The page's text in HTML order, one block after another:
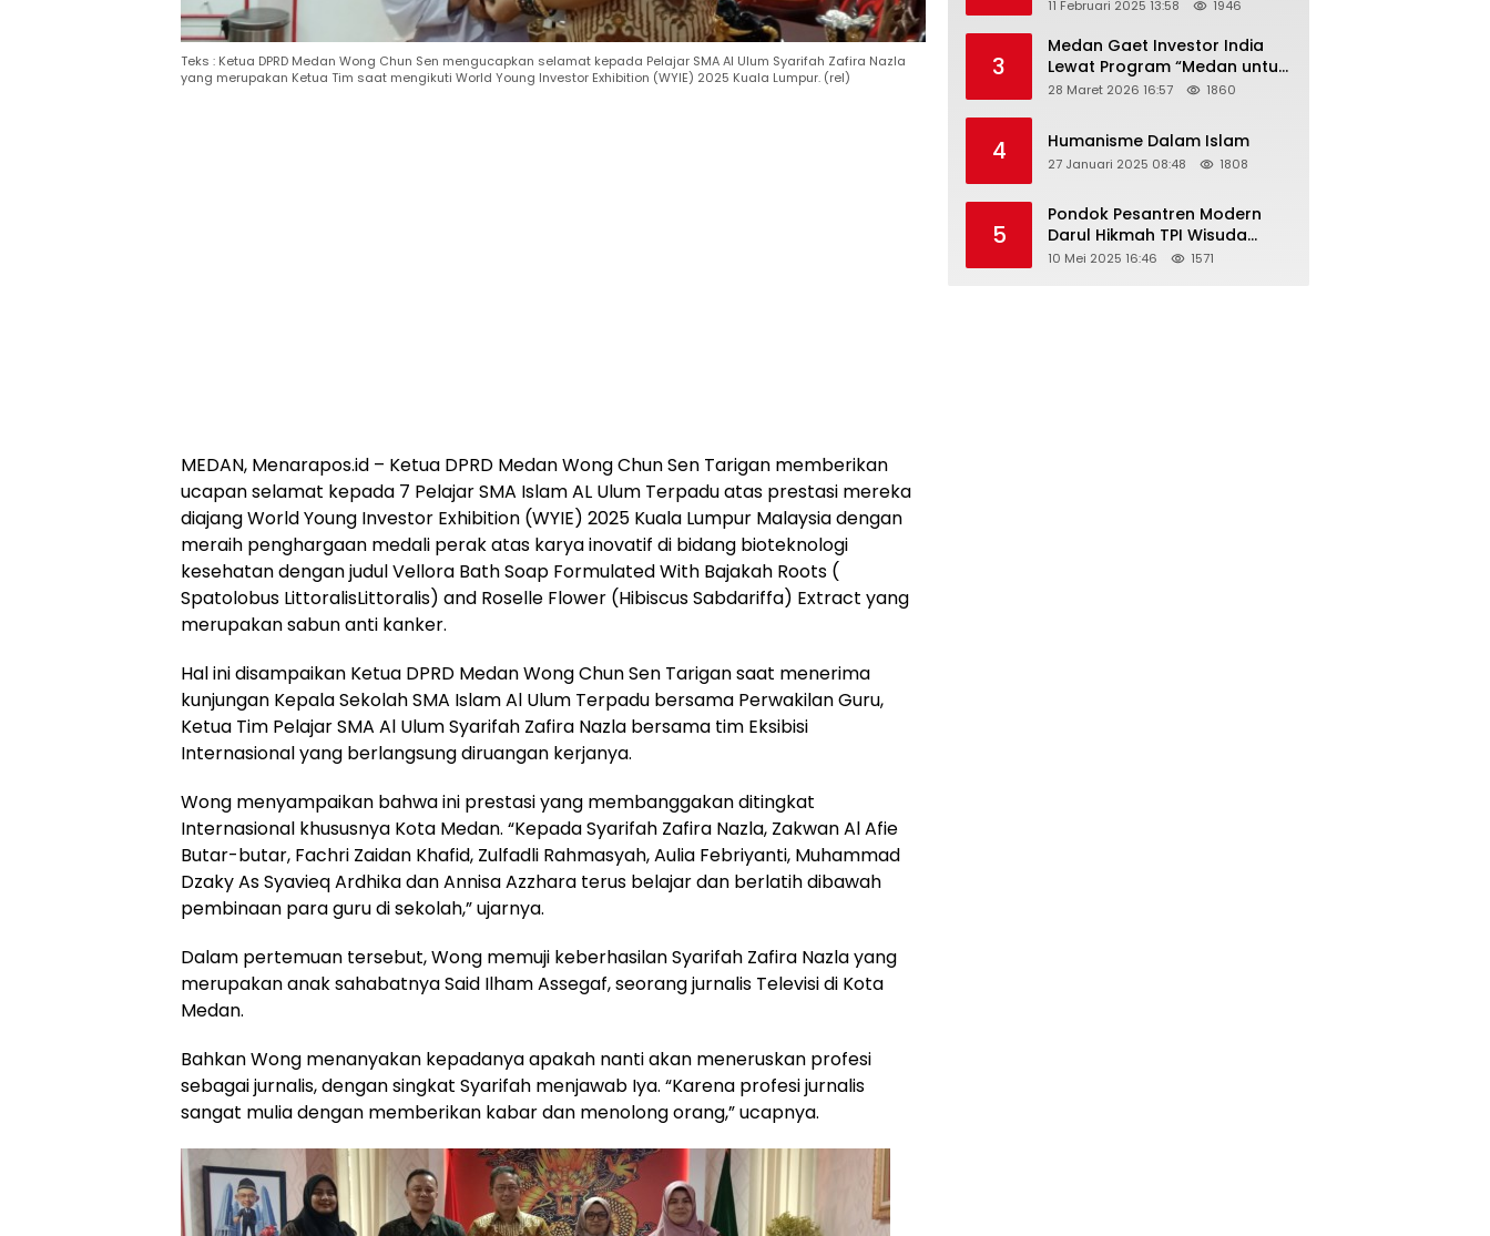
Teks : Ketua DPRD Medan Wong Chun Sen mengucapkan selamat kepada Pelajar SMA Al Ulum Syarifah Zafira Nazla
yang merupakan Ketua Tim saat mengikuti World Young Investor Exhibition (WYIE) 2025 Kuala Lumpur. (rel)
MEDAN, Menarapos.id – Ketua DPRD Medan Wong Chun Sen Tarigan memberikan
ucapan selamat kepada 7 Pelajar SMA Islam AL Ulum Terpadu atas prestasi mereka
diajang World Young Investor Exhibition (WYIE) 2025 Kuala Lumpur Malaysia dengan
meraih penghargaan medali perak atas karya inovatif di bidang bioteknologi
kesehatan dengan judul Vellora Bath Soap Formulated With Bajakah Roots (
Spatolobus LittoralisLittoralis) and Roselle Flower (Hibiscus Sabdariffa) Extract yang
merupakan sabun anti kanker.
Hal ini disampaikan Ketua DPRD Medan Wong Chun Sen Tarigan saat menerima
kunjungan Kepala Sekolah SMA Islam Al Ulum Terpadu bersama Perwakilan Guru,
Ketua Tim Pelajar SMA Al Ulum Syarifah Zafira Nazla bersama tim Eksibisi
Internasional yang berlangsung diruangan kerjanya.
Wong menyampaikan bahwa ini prestasi yang membanggakan ditingkat
Internasional khususnya Kota Medan. “Kepada Syarifah Zafira Nazla, Zakwan Al Afie
Butar-butar, Fachri Zaidan Khafid, Zulfadli Rahmasyah, Aulia Febriyanti, Muhammad
Dzaky As Syavieq Ardhika dan Annisa Azzhara terus belajar dan berlatih dibawah
pembinaan para guru di sekolah,” ujarnya.
Dalam pertemuan tersebut, Wong memuji keberhasilan Syarifah Zafira Nazla yang
merupakan anak sahabatnya Said Ilham Assegaf, seorang jurnalis Televisi di Kota
Medan.
Bahkan Wong menanyakan kepadanya apakah nanti akan meneruskan profesi
sebagai jurnalis, dengan singkat Syarifah menjawab Iya. “Karena profesi jurnalis
sangat mulia dengan memberikan kabar dan menolong orang,” ucapnya.
11 Februari 2025 13:58 1946
3
Medan Gaet Investor India
Lewat Program “Medan untuk
Semua”
28 Maret 2026 16:57 1860
4 Humanisme Dalam Islam
27 Januari 2025 08:48 1808
5
Pondok Pesantren Modern
Darul Hikmah TPI Wisuda
Santri/Santriwati Angkatan
10 Mei 2025 16:46 1571